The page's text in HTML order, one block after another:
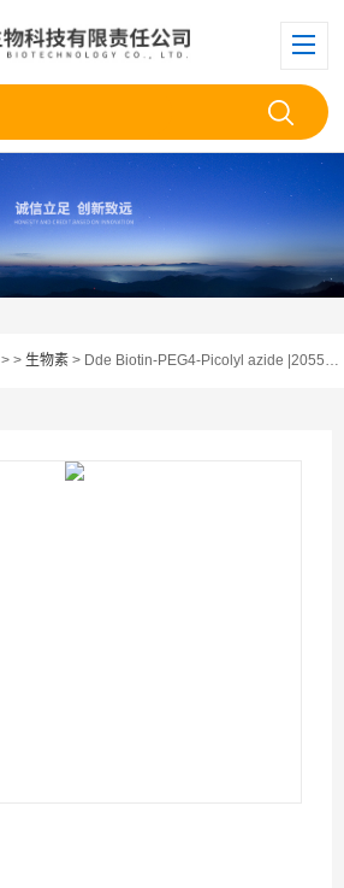
> > 生物素 > Dde Biotin-PEG4-Picolyl azide |2055048-42-3